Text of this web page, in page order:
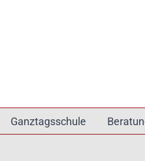
Ganztagsschule